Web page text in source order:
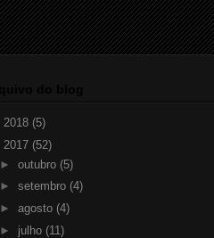
2018 (5)
2017 (52)
► outubro (5)
► setembro (4)
► agosto (4)
► julho (11)